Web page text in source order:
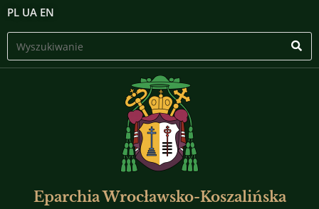
PL UA EN
Eparchia Wrocławsko-Koszalińska